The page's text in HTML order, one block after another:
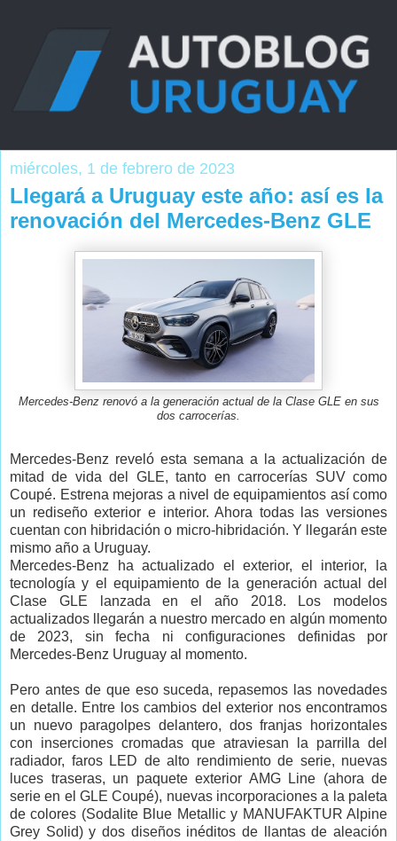
miércoles, 1 de febrero de 2023
Llegará a Uruguay este año: así es la
renovación del Mercedes-Benz GLE
Mercedes-Benz renovó a la generación actual de la Clase GLE en sus
dos carrocerías.
Mercedes-Benz reveló esta semana a la actualización de
mitad de vida del GLE, tanto en carrocerías SUV como
Coupé. Estrena mejoras a nivel de equipamientos así como
un rediseño exterior e interior. Ahora todas las versiones
cuentan con hibridación o micro-hibridación. Y llegarán este
mismo año a Uruguay.
Mercedes-Benz ha actualizado el exterior, el interior, la
tecnología y el equipamiento de la generación actual del
Clase GLE lanzada en el año 2018. Los modelos
actualizados llegarán a nuestro mercado en algún momento
de 2023, sin fecha ni configuraciones definidas por
Mercedes-Benz Uruguay al momento.
Pero antes de que eso suceda, repasemos las novedades
en detalle. Entre los cambios del exterior nos encontramos
un nuevo paragolpes delantero, dos franjas horizontales
con inserciones cromadas que atraviesan la parrilla del
radiador, faros LED de alto rendimiento de serie, nuevas
luces traseras, un paquete exterior AMG Line (ahora de
serie en el GLE Coupé), nuevas incorporaciones a la paleta
de colores (Sodalite Blue Metallic y MANUFAKTUR Alpine
Grey Solid) y dos diseños inéditos de llantas de aleación